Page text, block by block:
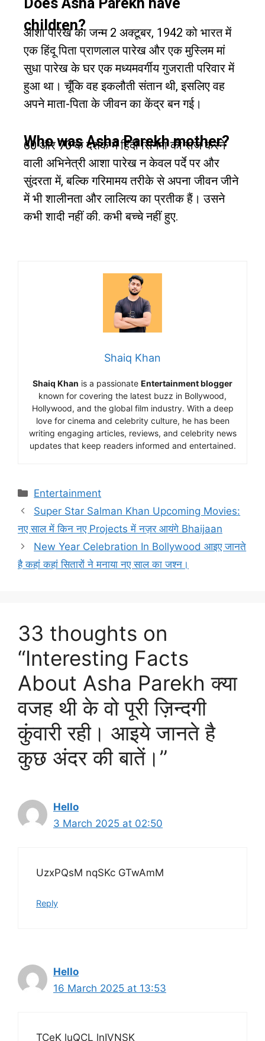
children?
आशा पारेख का जन्म 2 अक्टूबर, 1942 को भारत में
एक हिंदू पिता प्राणलाल पारेख और एक मुस्लिम मां
सुधा पारेख के घर एक मध्यमवर्गीय गुजराती परिवार में
हुआ था। चूँकि वह इकलौती संतान थी, इसलिए वह
अपने माता-पिता के जीवन का केंद्र बन गई।
Who was Asha Parekh mother?
60 और 70 के दशक में हिंदी सिनेमा की राज करने
वाली अभिनेत्री आशा पारेख न केवल पर्दे पर और
सुंदरता में, बल्कि गरिमामय तरीके से अपना जीवन जीने
में भी शालीनता और लालित्य का प्रतीक हैं। उसने
कभी शादी नहीं की. कभी बच्चे नहीं हुए.
Shaiq Khan
Shaiq Khan is a passionate Entertainment blogger
known for covering the latest buzz in Bollywood,
Hollywood, and the global film industry. With a deep
love for cinema and celebrity culture, he has been
writing engaging articles, reviews, and celebrity news
updates that keep readers informed and entertained.
Entertainment
Super Star Salman Khan Upcoming Movies:
नए साल में किन नए Projects में नज़र आयंगे Bhaijaan
New Year Celebration In Bollywood आइए जानते
है कहां कहां सितारों ने मनाया नए साल का जश्न।
33 thoughts on
“Interesting Facts
About Asha Parekh क्या
वजह थी के वो पूरी ज़िन्दगी
कुंवारी रही। आइये जानते है
कुछ अंदर की बातें।”
Hello
3 March 2025 at 02:50
UzxPQsM nqSKc GTwAmM
Reply
Hello
16 March 2025 at 13:53
TCeK luQCL lnIVNSK